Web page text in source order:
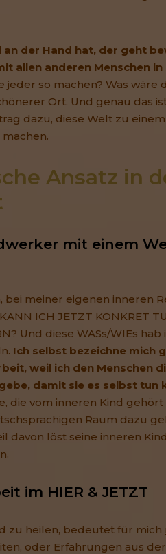
an der Hand hat, der geht
allen anderen Menschen in
jeder so machen? Was wäre
Ort. Und genau das
dazu, diese Welt zu
Ansatz in
mit einem
bei meiner eigenen inneren
ICH JETZT KONKRET
Und diese WASs/WIEs
Ich selbst bezeichne mich
weil ich den Menschen
damit sie es selbst tun
die vom inneren Kind
Raum dazu
davon löst seine inneren
im HIER & JETZT
zu heilen, bedeutet für mich
oder Erfahrungen aus